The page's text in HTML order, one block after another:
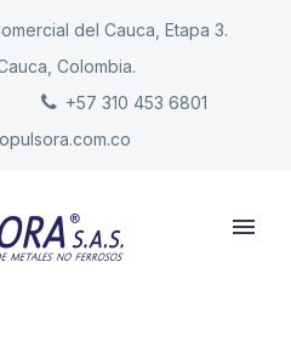
del Cauca, Etapa 3.
Colombia.
+57 310 453 6801